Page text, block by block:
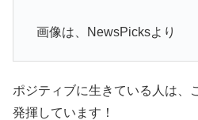
画像は、NewsPicksより
ポジティブに生きている人は、
発揮しています！